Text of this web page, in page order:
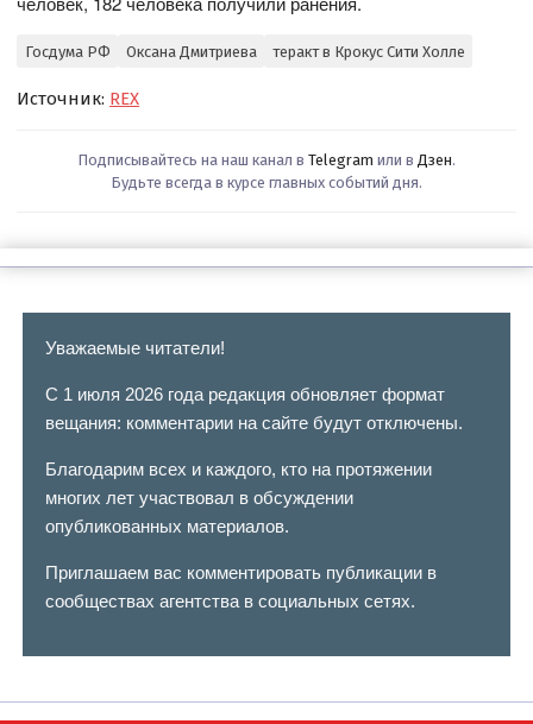
Госдума РФ Оксана Дмитриева теракт в Крокус Сити Холле
Источник: REX
Подписывайтесь на наш канал в Telegram или в Дзен.
Будьте всегда в курсе главных событий дня.
Уважаемые читатели!
С 1 июля 2026 года редакция обновляет формат
вещания: комментарии на сайте будут отключены.
Благодарим всех и каждого, кто на протяжении
многих лет участвовал в обсуждении
опубликованных материалов.
Приглашаем вас комментировать публикации в
сообществах агентства в социальных сетях.